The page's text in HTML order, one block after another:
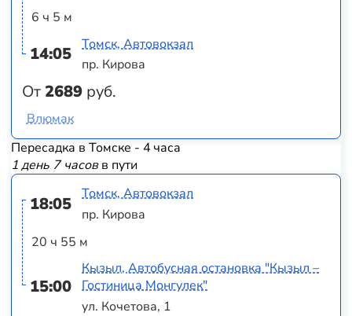
6 ч 5 м
14:05
От2689 руб.
Томск, Автовокзал
пр. Кирова
Влюмак
Пересадка в Томске - 4 часа
1 день 7 часовв пути
18:05
20 ч 55 м
15:00
Томск, Автовокзал
пр. Кирова
Кызыл, Автобусная остановка "Кызыл –
Гостиница Монгулек"
ул. Кочетова, 1